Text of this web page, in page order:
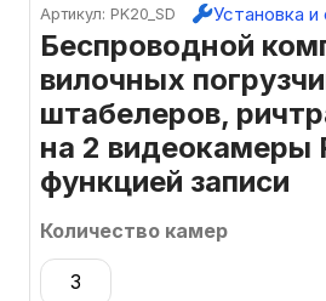
Беспроводной
вилочных
штабелеров,
на 2 видеокамеры
функцией записи
Количество камер
3
Артикул: PK20_SD Установка